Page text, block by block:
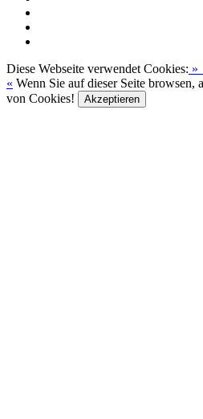
Diese Webseite verwendet Cookies: »
« Wenn Sie auf dieser Seite browsen,
von Cookies!
Akzeptieren